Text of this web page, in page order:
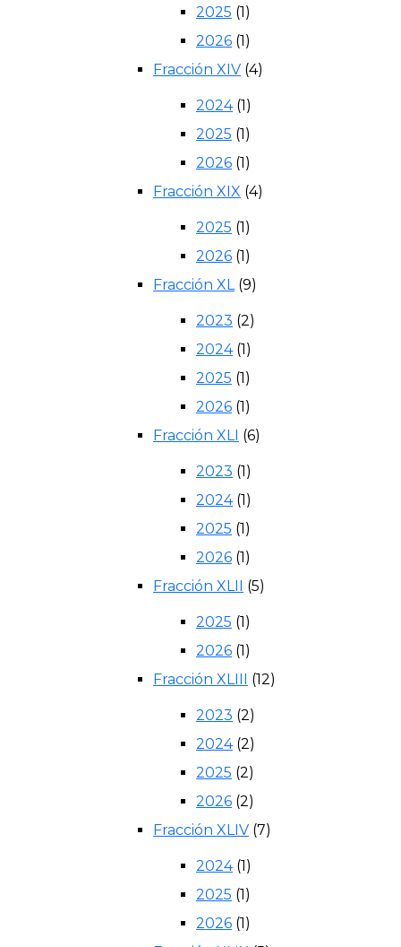
2025 (1)
2026 (1)
Fracción XIV (4)
2024(1)
2025 (1)
2026 (1)
Fracción XIX (4)
2025 (1)
2026 (1)
Fracción XL (9)
2023 (2)
2024(1)
2025 (1)
2026 (1)
Fracción XLI (6)
2023 (1)
2024(1)
2025 (1)
2026 (1)
Fracción XLII (5)
2025 (1)
2026 (1)
Fracción XLIII (12)
2023 (2)
2024(2)
2025 (2)
2026 (2)
Fracción XLIV (7)
2024(1)
2025 (1)
2026 (1)